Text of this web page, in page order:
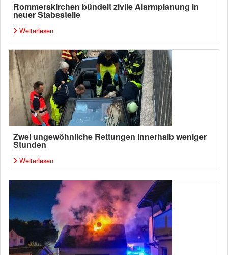
Rommerskirchen bündelt zivile Alarmplanung in
neuer Stabsstelle
Weiterlesen
Zwei ungewöhnliche Rettungen innerhalb weniger
Stunden
Weiterlesen